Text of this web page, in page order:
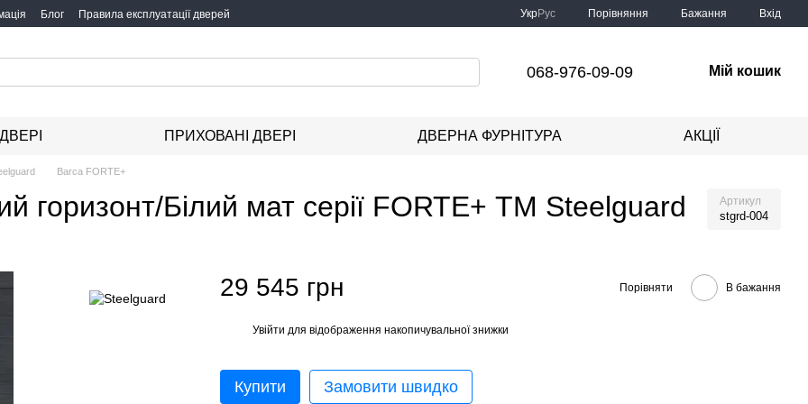
Блог Правила експлуатації дверей УкрРус Порівняння Бажання Вхід
068-976-09-09 Мій кошик
ПРИХОВАНІ ДВЕРІ ДВЕРНА ФУРНІТУРА АКЦІЇ
Barca FORTE+
горизонт/Білий мат серії FORTE+ ТМ Steelguard Артикул
stgrd-004
29 545 грн Порівняти В бажання
Увійти для відображення накопичувальної знижки
Купити Замовити швидко